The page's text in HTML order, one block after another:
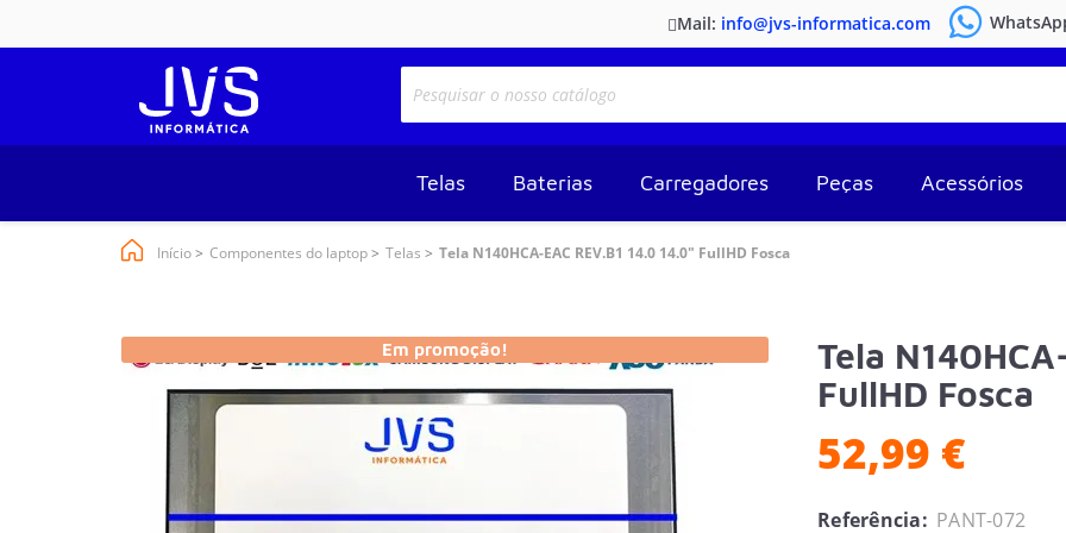
Mail: info@jvs-informatica.com
Telas Baterias Carregadores Peças Acessórios
Início Componentes do laptop Telas Tela N140HCA-EAC REV.B1 14.0 14.0" FullHD Fosca
Em promoção!
Tela
FullHD Fosca
52,99 €
Referência: PANT-072